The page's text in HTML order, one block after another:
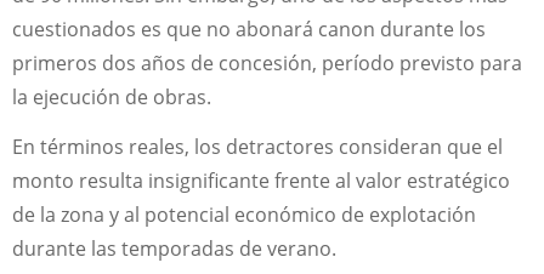
cuestionados es que no abonará canon durante los
primeros dos años de concesión, período previsto para
la ejecución de obras.
En términos reales, los detractores consideran que el
monto resulta insignificante frente al valor estratégico
de la zona y al potencial económico de explotación
durante las temporadas de verano.